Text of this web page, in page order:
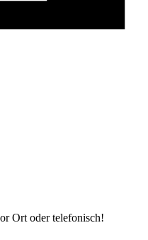
Ort oder telefonisch!